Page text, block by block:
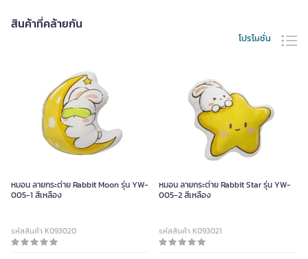
สินค้าที่คล้ายกัน
โปรโมชั่น
หมอน ลายกระต่าย Rabbit Moon รุ่น YW-
005-1 สีเหลือง
รหัสสินค้า K093020
หมอน ลายกระต่าย Rabbit Star รุ่น YW-
005-2 สีเหลือง
รหัสสินค้า K093021